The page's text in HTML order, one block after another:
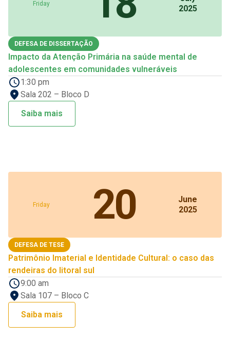
Friday
2025
DEFESA DE DISSERTAÇÃO
Impacto da Atenção Primária na saúde mental de
adolescentes em comunidades vulneráveis
1:30 pm
Sala 202 – Bloco D
Saiba mais
Friday 20
June
2025
DEFESA DE TESE
Patrimônio Imaterial e Identidade Cultural: o caso das
rendeiras do litoral sul
9:00 am
Sala 107 – Bloco C
Saiba mais